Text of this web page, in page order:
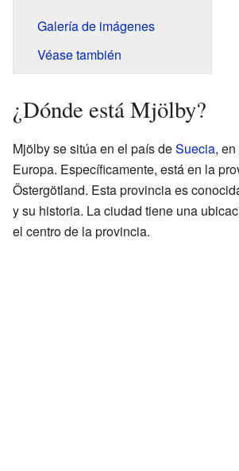
Galería de imágenes
Véase también
¿Dónde está Mjölby?
Mjölby se sitúa en el país deSuecia,
Europa. Específicamente, está en la
Östergötland. Esta provincia es
y su historia. La ciudad tiene una
el centro de la provincia.